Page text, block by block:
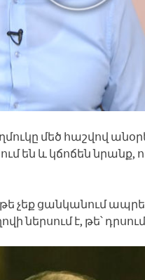
մեծ հաշվով
են և կճոճեն
չեք ցանկանում
ներսում է, թե՝